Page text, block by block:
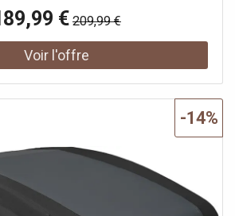
304L est d'une facilité d'installation
effet, son système Master Fit vous
du coffre sans l'aide d'aucun outil et
minutes. ,Aucun perçage n'est
serrer en tournant la molette et de
sur la partie bleue. Pour déverrouiller,
la partie bleue et tourner la molette
Afin de vous garantir une faible
les coffres de toit NORAUTO Bermude
épouser au mieux l'aérodynamisme
€ 209,99 €
-14%